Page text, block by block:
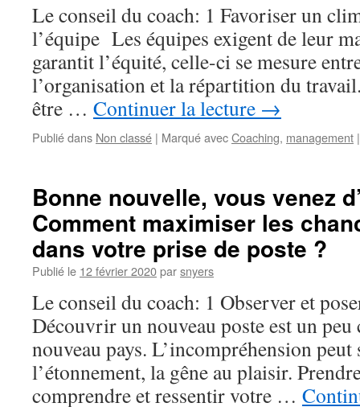
Le conseil du coach: 1 Favoriser un
l’équipe Les équipes exigent de leur
garantit l’équité, celle-ci se mesure
l’organisation et la répartition du
être … Continuer la lecture →
Publié dans Non classé | Marqué avecCoaching, management |
Bonne nouvelle, vous venez
Comment maximiser les
dans votre prise de poste ?
Publié le 12 février 2020parsnyers
Le conseil du coach: 1 Observer et
Découvrir un nouveau poste est un
nouveau pays. L’incompréhension peut
l’étonnement, la gêne au plaisir.
comprendre et ressentir votre …